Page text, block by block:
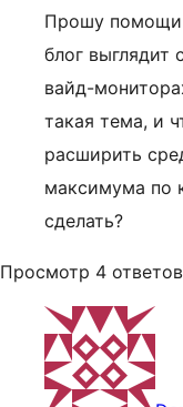
Прошу помощи
блог выглядит
вайд-
такая тема, и
расширить
максимума по
сделать?
Просмотр 4